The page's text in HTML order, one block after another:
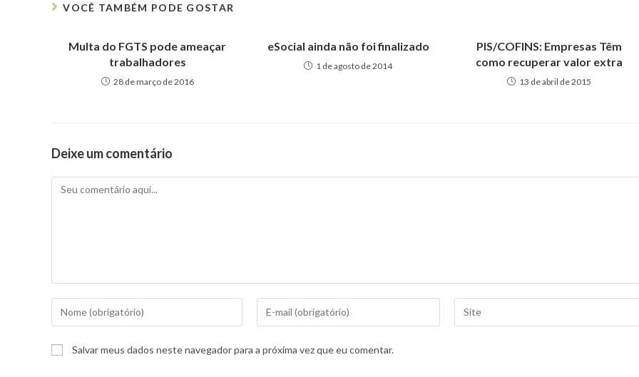
VOCÊ TAMBÉM PODE GOSTAR
Multa do FGTS pode ameaçar
trabalhadores
28 de março de 2016
eSocial ainda não foi finalizado
1 de agosto de 2014
PIS/COFINS: Empresas Têm
como recuperar valor extra
13 de abril de 2015
Deixe um comentário
Salvar meus dados neste navegador para a próxima vez que eu comentar.